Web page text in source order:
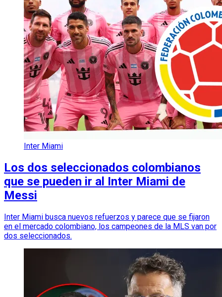
Inter Miami
Los dos seleccionados colombianos
que se pueden ir al Inter Miami de
Messi
Inter Miami busca nuevos refuerzos y parece que se fijaron
en el mercado colombiano, los campeones de la MLS van por
dos seleccionados.